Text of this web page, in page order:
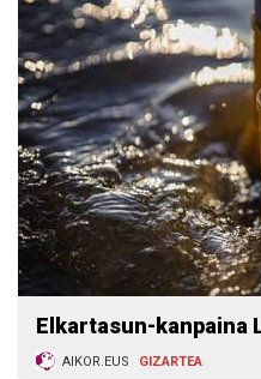
Elkartasun-kanpaina
AIKOR.EUS GIZARTEA